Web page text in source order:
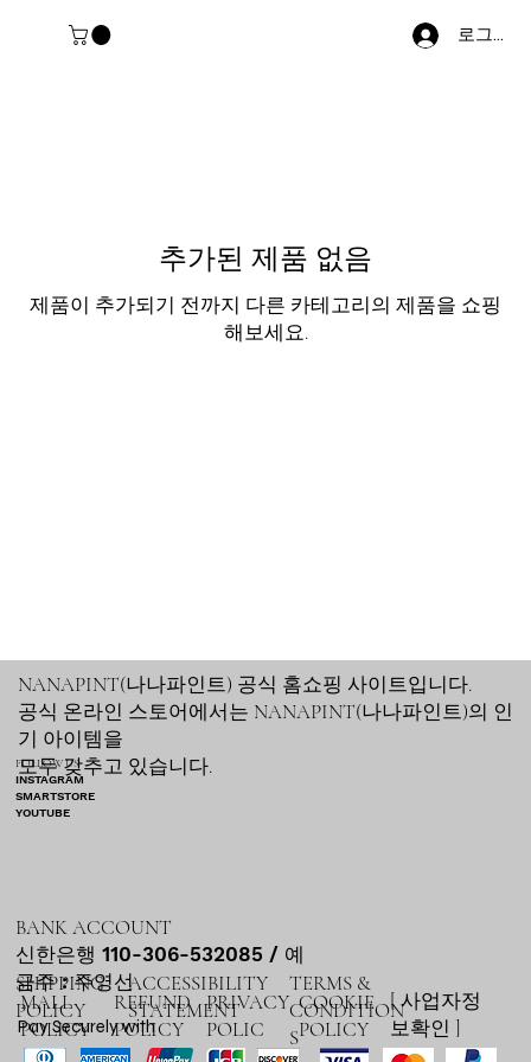
로그인
추가된 제품 없음
제품이 추가되기 전까지 다른 카테고리의 제품을 쇼핑
해보세요.
FOLLOW US
INSTAGRAM
SMARTSTORE
YOUTUBE​
NANAPINT(나나파인트) 공식 홈쇼핑 사이트입니다.
공식 온라인 스토어에서는 NANAPINT(나나파인트)의 인
기 아이템을
모두 갖추고 있습니다.
BANK ACCOUNT
신한은행 110-306-532085 / 예
금주 : 주영선
REFUND
POLICY
SHIPPING
POLICY
PRIVACY
POLIC
TERMS &
CONDITION
S
COOKIE
POLICY
MALL
POLICY
[ 사업자정
보확인 ]
ACCESSIBILITY
STATEMENT
Pay Securely with